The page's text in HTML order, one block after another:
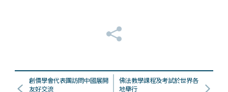
創價學會代表團訪問中國展開
友好交流
佛法教學課程及考試於世界各
地舉行